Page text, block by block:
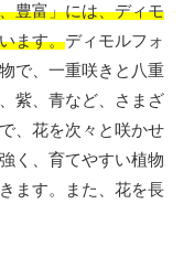
豊富」には、ディモ
ます。ディモルフォ
で、一重咲きと八重
紫、青など、さまざ
、花を次々と咲かせ
く、育てやすい植物
ます。また、花を長